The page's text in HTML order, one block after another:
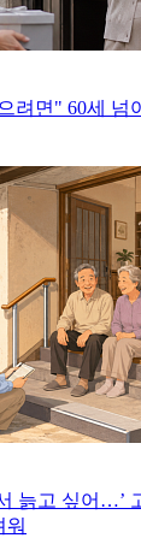
려면" 60세 넘
늙고 싶어…’
워